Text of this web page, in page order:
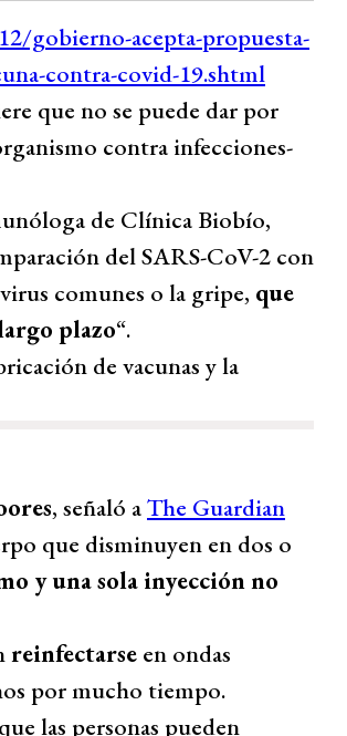
que no se puede dar por
contra infecciones-
de Clínica Biobío,
del SARS-CoV-2 con
comunes o la gripe, que
plazo“.
de vacunas y la
, señaló aThe Guardian
que disminuyen en dos o
y una sola inyección no
reinfectarse en ondas
por mucho tiempo.
las personas pueden